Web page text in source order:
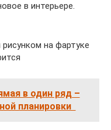
в интерьере.
на фартуке
в один ряд –
планировки